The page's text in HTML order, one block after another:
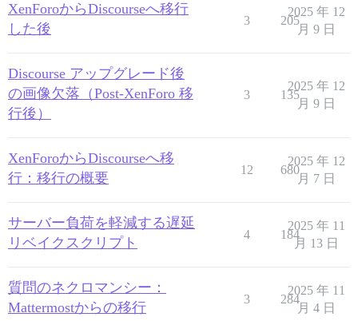
XenForoからDiscourseへ移行
した後
3 205
2025 年 12
月 9 日
Discourse アップグレード後
の画像欠落（Post-XenForo 移
行後）
3 135
2025 年 12
月 9 日
XenForoからDiscourseへ移
行：移行の概要
12 680
2025 年 12
月 7 日
サーバー負荷を軽減する遅延
リベイクスクリプト
4 184
2025 年 11
月 13 日
質問のネクロマンシー：
Mattermostからの移行
3 284
2025 年 11
月 4 日